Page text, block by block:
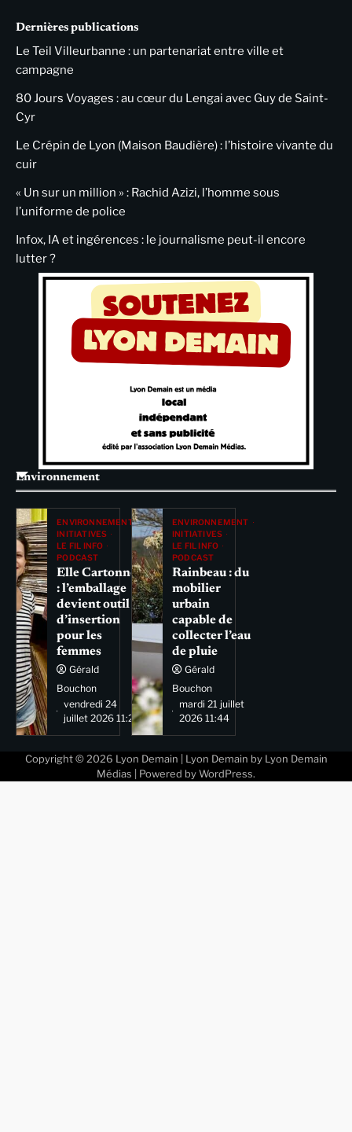
Dernières publications
Le Teil Villeurbanne : un partenariat entre ville et
campagne
80 Jours Voyages : au cœur du Lengai avec Guy de Saint-
Cyr
Le Crépin de Lyon (Maison Baudière) : l’histoire vivante du
cuir
« Un sur un million » : Rachid Azizi, l’homme sous
l’uniforme de police
Infox, IA et ingérences : le journalisme peut-il encore
lutter ?
Environnement
ENVIRONNEMENT
INITIATIVES
LE FIL INFO
PODCAST
Elle Cartonne
: l’emballage
devient outil
d’insertion
pour les
femmes
Gérald
Bouchon
vendredi 24
juillet 2026 11:29
ENVIRONNEMENT
INITIATIVES
LE FIL INFO
PODCAST
Rainbeau : du
mobilier
urbain
capable de
collecter l’eau
de pluie
Gérald
Bouchon
mardi 21 juillet
2026 11:44
Copyright © 2026 Lyon Demain | Lyon Demain by Lyon Demain
Médias | Powered by WordPress.